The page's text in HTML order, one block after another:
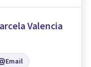
Valencia
Email